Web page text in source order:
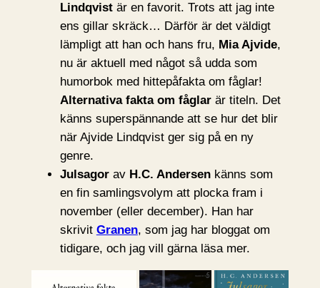
Lindqvistär en favorit. Trots att jag inte
ens gillar skräck… Därför är det väldigt
lämpligt att han och hans fru, Mia Ajvide,
nu är aktuell med något så udda som
humorbok med hittepåfakta om fåglar!
Alternativa fakta om fåglarär titeln. Det
känns superspännande att se hur det blir
när Ajvide Lindqvist ger sig på en ny
genre.
Julsagorav H.C. Andersenkänns som
en fin samlingsvolym att plocka fram i
november (eller december). Han har
skrivit Granen, som jag har bloggat om
tidigare, och jag vill gärna läsa mer.